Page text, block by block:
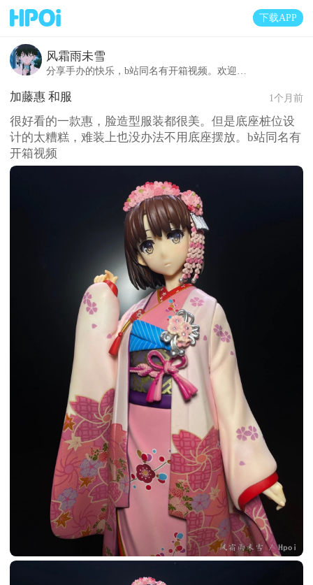
下载APP
风霜雨未雪
加藤惠 和服 1个月前
很好看的一款惠，脸造型服装都很美。但是底座桩位设
计的太糟糕，难装上也没办法不用底座摆放。b站同名有
开箱视频